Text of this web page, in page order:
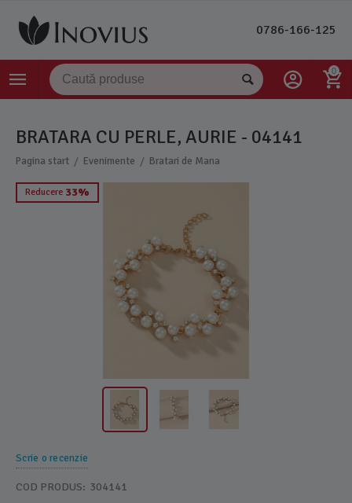
0786-166-125
0
BRATARA CU PERLE, AURIE - 04141
Pagina start / Evenimente / Bratari de Mana
Reducere 33%
Scrie o recenzie
COD PRODUS: 304141